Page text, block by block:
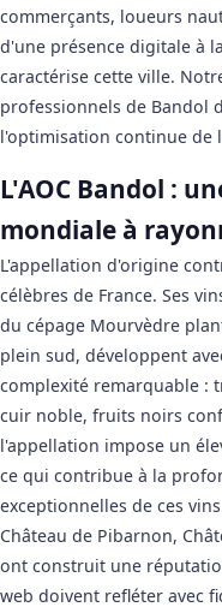
commerçants, loueurs
d'une présence digitale à
caractérise cette ville.
professionnels de Bandol
l'optimisation continue de
L'AOC Bandol :
mondiale à
L'appellation d'origine
célèbres de France. Ses
du cépage Mourvèdre
plein sud, développent
complexité remarquable :
cuir noble, fruits noirs
l'appellation impose un
ce qui contribue à la
exceptionnelles de ces
Château de Pibarnon,
ont construit une
web doivent refléter avec